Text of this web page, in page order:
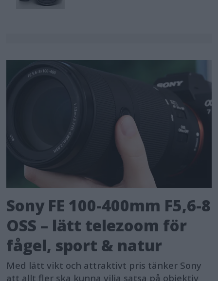
Sony FE 100-400mm F5,6-8
OSS – lätt telezoom för
fågel, sport & natur
Med lätt vikt och attraktivt pris tänker Sony
att allt fler ska kunna vilja satsa på objektiv